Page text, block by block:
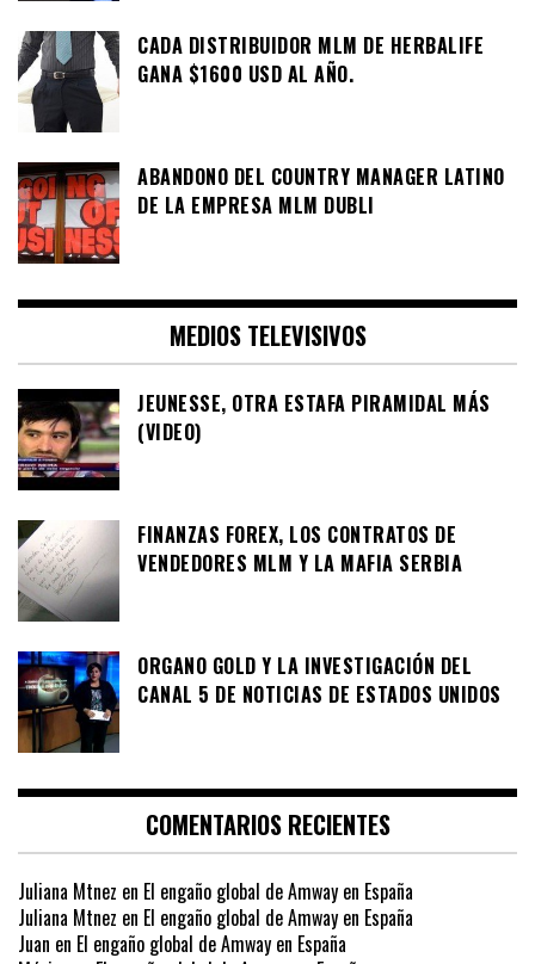
CADA DISTRIBUIDOR MLM DE HERBALIFE
GANA $1600 USD AL AÑO.
ABANDONO DEL COUNTRY MANAGER LATINO
DE LA EMPRESA MLM DUBLI
MEDIOS TELEVISIVOS
JEUNESSE, OTRA ESTAFA PIRAMIDAL MÁS
(VIDEO)
FINANZAS FOREX, LOS CONTRATOS DE
VENDEDORES MLM Y LA MAFIA SERBIA
ORGANO GOLD Y LA INVESTIGACIÓN DEL
CANAL 5 DE NOTICIAS DE ESTADOS UNIDOS
COMENTARIOS RECIENTES
Juliana Mtnez en El engaño global de Amway en España
Juliana Mtnez en El engaño global de Amway en España
Juan en El engaño global de Amway en España